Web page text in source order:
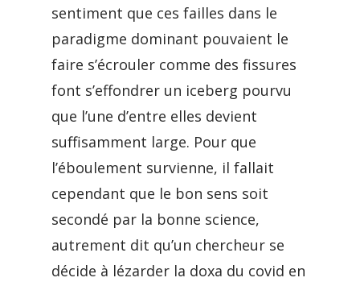
sentiment que ces failles dans le
paradigme dominant pouvaient le
faire s’écrouler comme des fissures
font s’effondrer un iceberg pourvu
que l’une d’entre elles devient
suffisamment large. Pour que
l’éboulement survienne, il fallait
cependant que le bon sens soit
secondé par la bonne science,
autrement dit qu’un chercheur se
décide à lézarder la doxa du covid en